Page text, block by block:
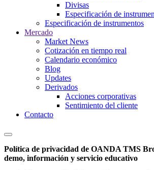
Divisas
Especificación de
Especificación de instrumentos
Mercado
Market News
Cotización en tiempo real
Calendario económico
Blog
Updates
Derivados
Acciones corporativas
Sentimiento del cliente
Contacto
Política de privacidad de OANDA TMS
demo, información y servicio educativo